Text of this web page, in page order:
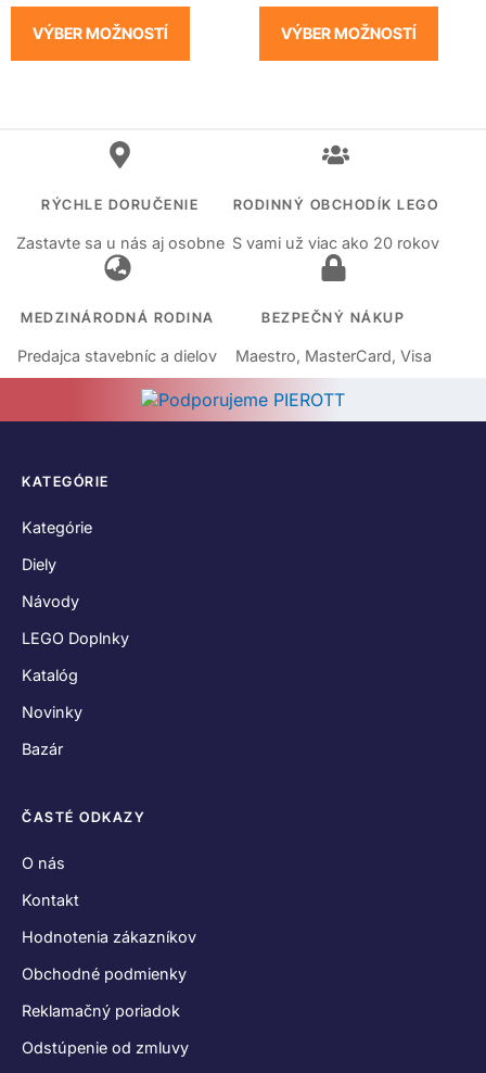
VÝBER MOŽNOSTÍ VÝBER MOŽNOSTÍ
RÝCHLE DORUČENIE
Zastavte sa u nás aj osobne
RODINNÝ OBCHODÍK LEGO
S vami už viac ako 20 rokov
MEDZINÁRODNÁ RODINA
Predajca stavebníc a dielov
BEZPEČNÝ NÁKUP
Maestro, MasterCard, Visa
KATEGÓRIE
Kategórie
Diely
Návody
LEGO Doplnky
Katalóg
Novinky
Bazár
ČASTÉ ODKAZY
O nás
Kontakt
Hodnotenia zákazníkov
Obchodné podmienky
Reklamačný poriadok
Odstúpenie od zmluvy